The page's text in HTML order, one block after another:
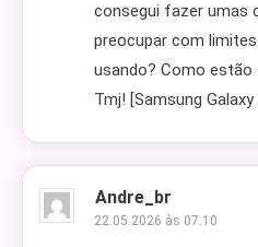
consegui fazer umas
preocupar com
usando? Como estão
Tmj! [Samsung Galaxy
Andre_br
22.05.2026 às 07:10